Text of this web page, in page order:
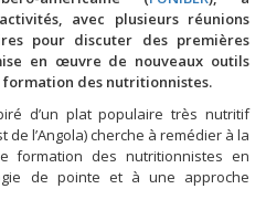
avec plusieurs réunions
pour discuter des premières
en œuvre de nouveaux outils
des nutritionnistes.
d’un plat populaire très nutritif
de l’Angola) cherche à remédier à la
formation des nutritionnistes en
de pointe et à une approche